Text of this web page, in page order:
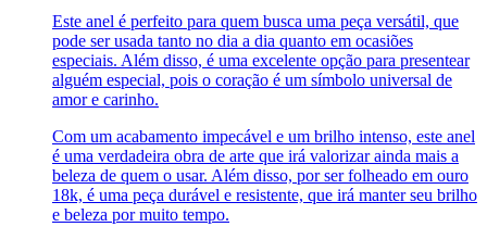
Este anel é perfeito para quem busca uma peça versátil, que
pode ser usada tanto no dia a dia quanto em ocasiões
especiais. Além disso, é uma excelente opção para presentear
alguém especial, pois o coração é um símbolo universal de
amor e carinho.
Com um acabamento impecável e um brilho intenso, este anel
é uma verdadeira obra de arte que irá valorizar ainda mais a
beleza de quem o usar. Além disso, por ser folheado em ouro
18k, é uma peça durável e resistente, que irá manter seu brilho
e beleza por muito tempo.